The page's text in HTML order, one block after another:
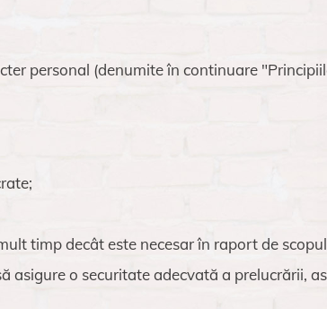
personal (denumite în continuare
timp decât este necesar în raport de
o securitate adecvată a prelucrării,